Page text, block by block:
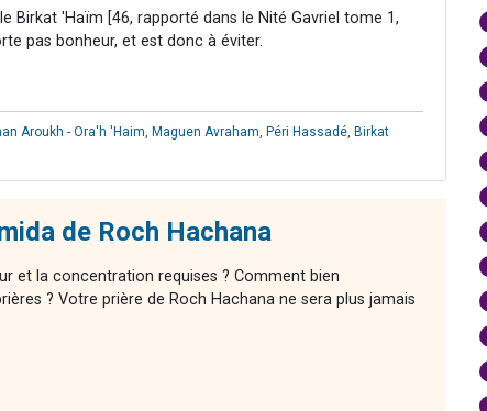
Birkat 'Haïm [46, rapporté dans le Nité Gavriel tome 1,
pas bonheur, et est donc à éviter.
Aroukh - Ora'h 'Haim Maguen Avraham Péri Hassadé Birkat
de Roch Hachana
et la concentration requises ? Comment bien
? Votre prière de Roch Hachana ne sera plus jamais